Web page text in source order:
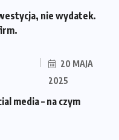
nie wydatek.
20 MAJA
2025
media – na czym